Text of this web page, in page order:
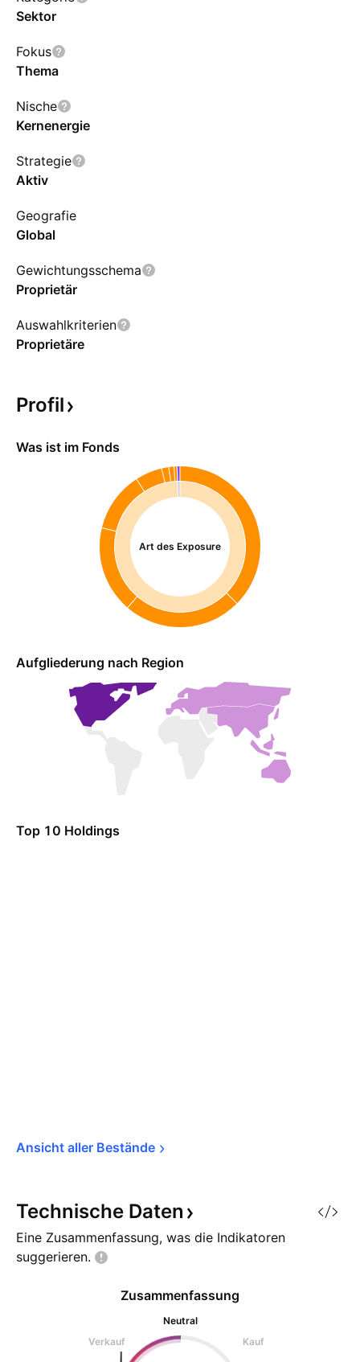
Sektor
Fokus
Thema
Nische
Kernenergie
Strategie
Aktiv
Geografie
Global
Gewichtungsschema
Proprietär
Auswahlkriterien
Proprietäre
Profil
Was ist im Fonds
Art des Exposure
Aufgliederung nach Region
Top 10 Holdings
Ansicht aller Bestände
Technische Daten
Eine Zusammenfassung, was die Indikatoren
suggerieren.
Zusammenfassung
Neutral
Verkauf
Kauf